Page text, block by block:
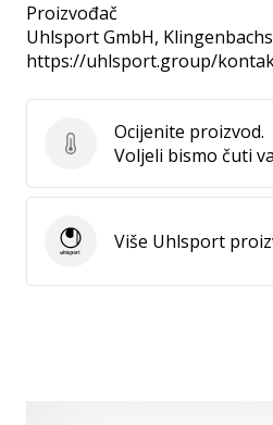
Proizvođač
Uhlsport GmbH,
https://uhlsport.group/
Ocijenite proizvod.
Ocijenite proizvod.
Voljeli bismo čuti
UhlsportViše Uhlsport